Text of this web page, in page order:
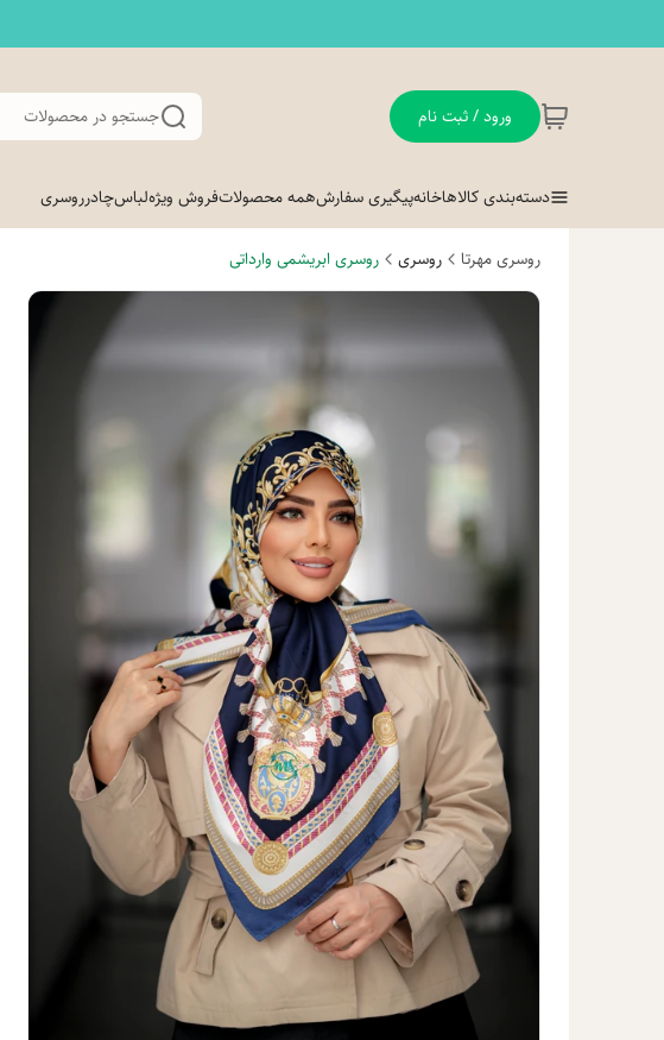
ورود / ثبت نام جستجو در محصولات
دسته‌بندی کالاهاخانهپیگیری سفارشهمه محصولاتفروش ویژهلباسچادرروسری
روسری مهرتا روسری روسری ابریشمی وارداتی